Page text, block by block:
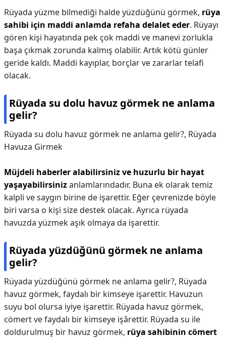
Rüyada yüzme bilmediği halde yüzdüğünü görmek, rüya
sahibi için maddi anlamda refaha delalet eder. Rüyayı
gören kişi hayatında pek çok maddi ve manevi zorlukla
başa çıkmak zorunda kalmış olabilir. Artık kötü günler
geride kaldı. Maddi kayıplar, borçlar ve zararlar telafi
olacak.
Rüyada su dolu havuz görmek ne anlama
gelir?
Rüyada su dolu havuz görmek ne anlama gelir?, Rüyada
Havuza Girmek
Müjdeli haberler alabilirsiniz ve huzurlu bir hayat
yaşayabilirsinizanlamlarındadır. Buna ek olarak temiz
kalpli ve saygın birine de işarettir. Eğer çevrenizde böyle
biri varsa o kişi size destek olacak. Ayrıca rüyada
havuzda yüzmek aşık olmaya da işarettir.
Rüyada yüzdüğünü görmek ne anlama
gelir?
Rüyada yüzdüğünü görmek ne anlama gelir?, Rüyada
havuz görmek, faydalı bir kimseye işarettir. Havuzun
suyu bol olursa iyiye işarettir. Rüyada havuz görmek,
cömert ve faydalı bir kimseye işârettir. Rüyada su ile
doldurulmuş bir havuz görmek, rüya sahibinin cömert